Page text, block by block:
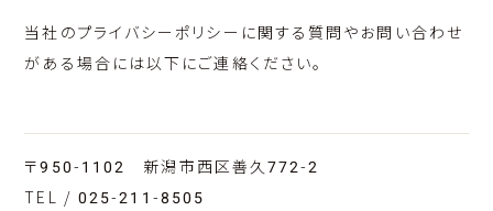
当社のプライバシーポリシーに関する質問やお問い合わせ
がある場合には以下にご連絡ください。
〒950-1102 新潟市西区善久772-2
TEL / 025-211-8505